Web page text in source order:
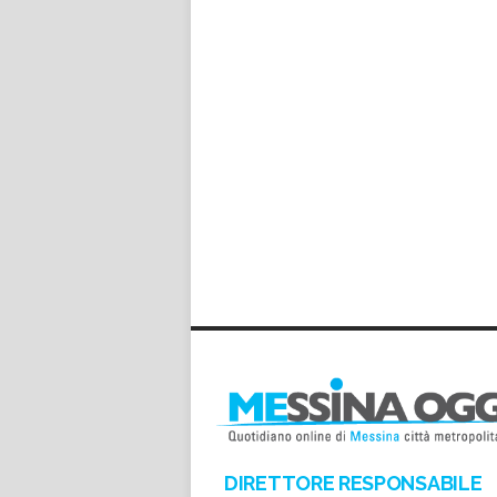
DIRETTORE RESPONSABILE